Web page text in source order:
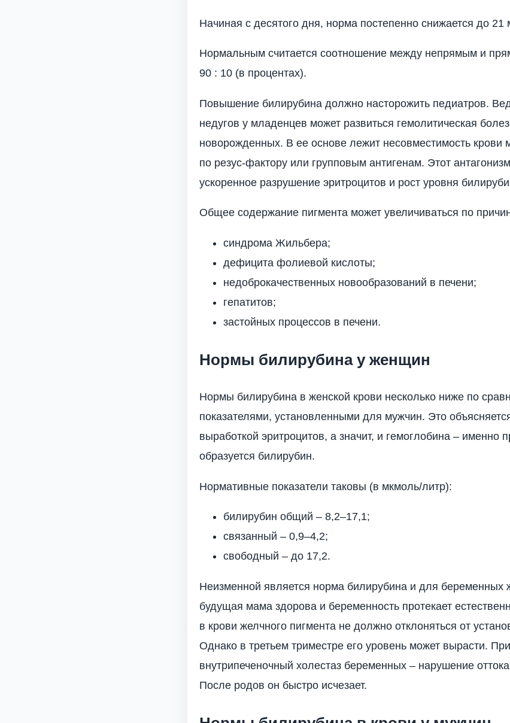
Начиная с десятого дня, норма постепенно снижается до 21
Нормальным считается соотношение между непрямым и
90 : 10 (в процентах).
Повышение билирубина должно насторожить педиатров.
недугов у младенцев может развиться гемолитическая
новорожденных. В ее основе лежит несовместимость
по резус-фактору или групповым антигенам. Этот
ускоренное разрушение эритроцитов и рост уровня
Общее содержание пигмента может увеличиваться по
синдрома Жильбера;
дефицита фолиевой кислоты;
недоброкачественных новообразований в печени;
гепатитов;
застойных процессов в печени.
Нормы билирубина у женщин
Нормы билирубина в женской крови несколько ниже по
показателями, установленными для мужчин. Это
выработкой эритроцитов, а значит, и гемоглобина – именно
образуется билирубин.
Нормативные показатели таковы (в мкмоль/литр):
билирубин общий – 8,2–17,1;
связанный – 0,9–4,2;
свободный – до 17,2.
Неизменной является норма билирубина и для
будущая мама здорова и беременность протекает
в крови желчного пигмента не должно отклоняться от
Однако в третьем триместре его уровень может вырасти.
внутрипеченочный холестаз беременных – нарушение
После родов он быстро исчезает.